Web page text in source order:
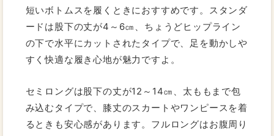
短いボトムスを履くときにおすすめです。スタンダ
ードは股下の丈が4～6㎝、ちょうどヒップライン
の下で水平にカットされたタイプで、足を動かしや
すく快適な履き心地が魅力ですよ。
セミロングは股下の丈が12～14㎝、太ももまで包
み込むタイプで、膝丈のスカートやワンピースを着
るときも安心感があります。フルロングはお腹周り